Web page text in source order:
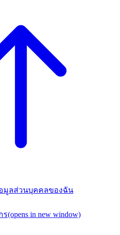
มูลส่วนบุคคลของฉัน
ร(opens in new window)